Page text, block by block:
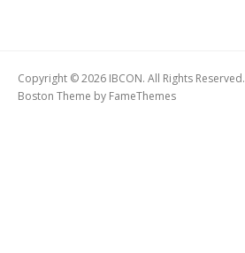
Copyright © 2026 IBCON. All Rights Reserved.
Boston Theme by FameThemes